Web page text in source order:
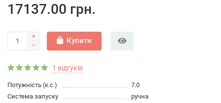
17137.00 грн.
Купити
1 відгуків
Потужність (к.с.)
7.0
Система запуску
ручна